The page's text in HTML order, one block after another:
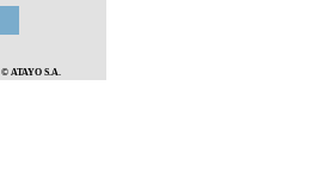
© ATAYO S.A.